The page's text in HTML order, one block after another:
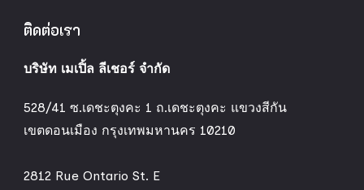
ติดต่อเรา
บริษัท เมเปิ้ล ลีเชอร์ จำกัด
528/41 ซ.เดชะตุงคะ 1 ถ.เดชะตุงคะ แขวงสีกัน
เขตดอนเมือง กรุงเทพมหานคร 10210
2812 Rue Ontario St. E